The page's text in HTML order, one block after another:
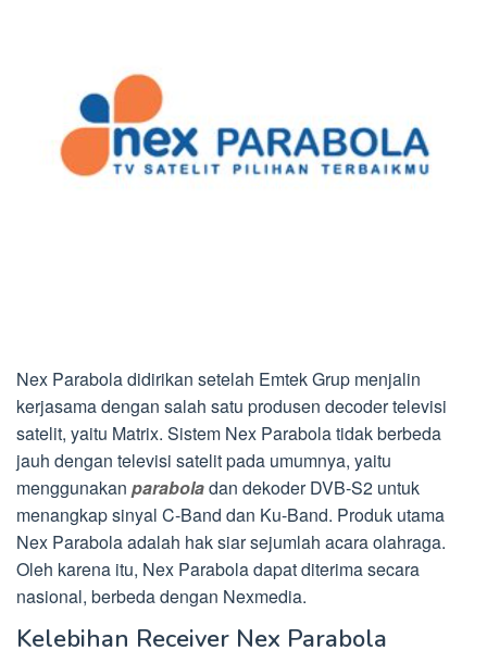
Nex Parabola didirikan setelah Emtek Grup menjalin
kerjasama dengan salah satu produsen decoder televisi
satelit, yaitu Matrix. Sistem Nex Parabola tidak berbeda
jauh dengan televisi satelit pada umumnya, yaitu
menggunakan paraboladan dekoder DVB-S2 untuk
menangkap sinyal C-Band dan Ku-Band. Produk utama
Nex Parabola adalah hak siar sejumlah acara olahraga.
Oleh karena itu, Nex Parabola dapat diterima secara
nasional, berbeda dengan Nexmedia.
Kelebihan Receiver Nex Parabola